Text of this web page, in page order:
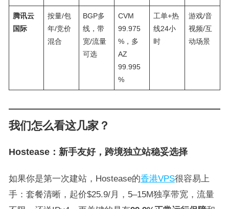
腾讯云
国际
按量/包
年/竞价
混合
BGP多
线，带
宽/流量
可选
CVM
99.975
%，多
AZ
99.995
%
工单+热
线24小
时
游戏/音
视频/互
动场景
我们怎么看这几家？
Hostease：新手友好，跨境独立站稳妥选择
如果你是第一次建站，Hostease的香港VPS很容易上
手：套餐清晰，起价$25.9/月，5–15M独享带宽，流量